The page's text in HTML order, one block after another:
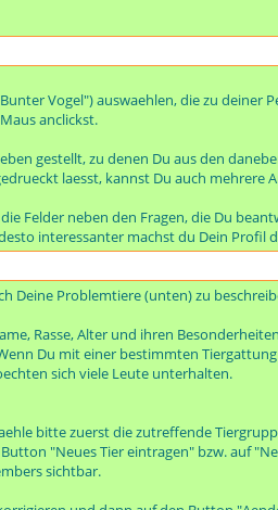
Vogel") auswaehlen, die zu deiner
anclickst.
gestellt, zu denen Du aus den
laesst, kannst Du auch mehrere
Felder neben den Fragen, die Du
interessanter machst du Dein
Deine Problemtiere (unten) zu
Rasse, Alter und ihren
Du mit einer bestimmten
sich viele Leute unterhalten.
bitte zuerst die zutreffende
"Neues Tier eintragen" bzw. auf
sichtbar.